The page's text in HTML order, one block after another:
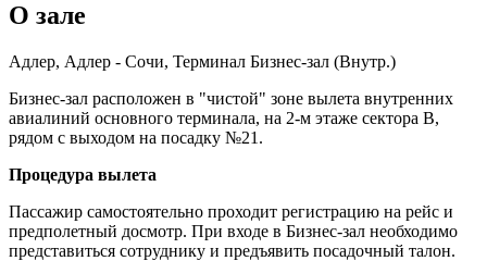
О зале
Адлер, Адлер - Сочи, Терминал Бизнес-зал (Внутр.)
Бизнес-зал расположен в "чистой" зоне вылета внутренних
авиалиний основного терминала, на 2-м этаже сектора В,
рядом с выходом на посадку №21.
Процедура вылета
Пассажир самостоятельно проходит регистрацию на рейс и
предполетный досмотр. При входе в Бизнес-зал необходимо
представиться сотруднику и предъявить посадочный талон.